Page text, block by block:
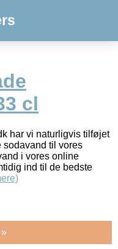
cl
har vi naturligvis tilføjet
sodavand til vores
i vores online
ind til de bedste